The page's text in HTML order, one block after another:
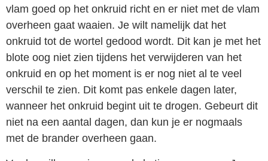
vlam goed op het onkruid richt en er niet met de vlam
overheen gaat waaien. Je wilt namelijk dat het
onkruid tot de wortel gedood wordt. Dit kan je met het
blote oog niet zien tijdens het verwijderen van het
onkruid en op het moment is er nog niet al te veel
verschil te zien. Dit komt pas enkele dagen later,
wanneer het onkruid begint uit te drogen. Gebeurt dit
niet na een aantal dagen, dan kun je er nogmaals
met de brander overheen gaan.